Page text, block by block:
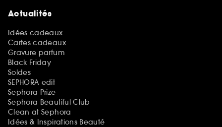
Actualités
Idées cadeaux
Cartes cadeaux
Gravure parfum
Black Friday
Soldes
SEPHORA edit
Sephora Prize
Sephora Beautiful Club
Clean at Sephora
Idées & Inspirations Beauté